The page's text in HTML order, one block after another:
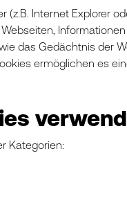
Internet Explorer
das Gedächtnis der
ermöglichen es
Kategorien: